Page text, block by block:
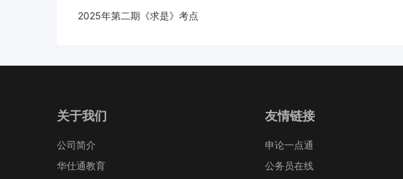
2025年第二期《求是》考点
关于我们
公司简介
华仕通教育
友情链接
申论一点通
公务员在线